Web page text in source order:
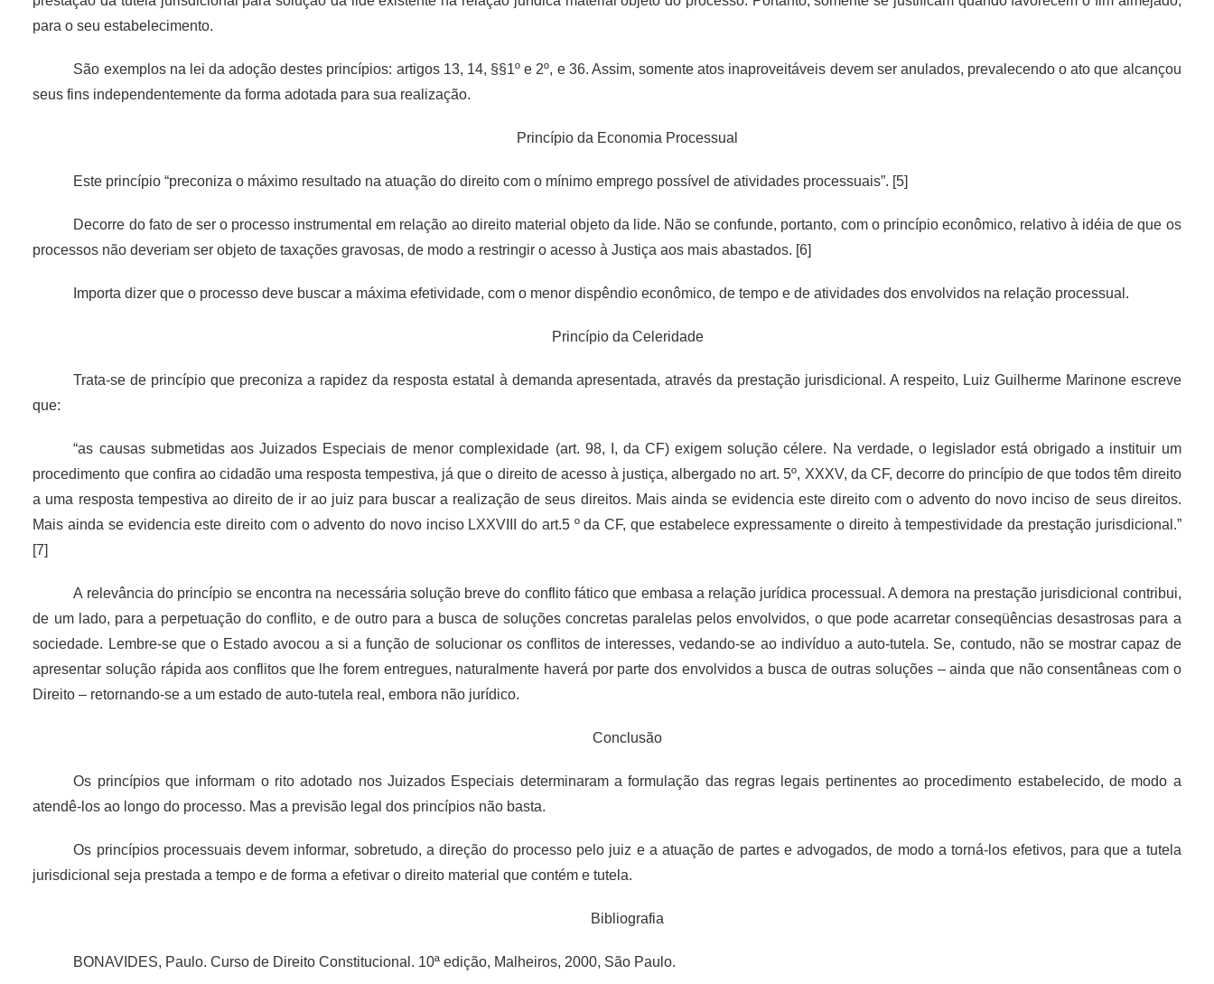
para o seu estabelecimento.
São exemplos na lei da adoção destes princípios: artigos 13, 14, §§1º e 2º, e 36. Assim, somente atos inaproveitáveis devem ser anulados, prevalecendo o ato que alcançou
seus fins independentemente da forma adotada para sua realização.
Princípio da Economia Processual
Este princípio “preconiza o máximo resultado na atuação do direito com o mínimo emprego possível de atividades processuais”. [5]
Decorre do fato de ser o processo instrumental em relação ao direito material objeto da lide. Não se confunde, portanto, com o princípio econômico, relativo à idéia de que os
processos não deveriam ser objeto de taxações gravosas, de modo a restringir o acesso à Justiça aos mais abastados. [6]
Importa dizer que o processo deve buscar a máxima efetividade, com o menor dispêndio econômico, de tempo e de atividades dos envolvidos na relação processual.
Princípio da Celeridade
Trata-se de princípio que preconiza a rapidez da resposta estatal à demanda apresentada, através da prestação jurisdicional. A respeito, Luiz Guilherme Marinone escreve
que:
“as causas submetidas aos Juizados Especiais de menor complexidade (art. 98, I, da CF) exigem solução célere. Na verdade, o legislador está obrigado a instituir um
procedimento que confira ao cidadão uma resposta tempestiva, já que o direito de acesso à justiça, albergado no art. 5º, XXXV, da CF, decorre do princípio de que todos têm direito
a uma resposta tempestiva ao direito de ir ao juiz para buscar a realização de seus direitos. Mais ainda se evidencia este direito com o advento do novo inciso de seus direitos.
Mais ainda se evidencia este direito com o advento do novo inciso LXXVIII do art.5 º da CF, que estabelece expressamente o direito à tempestividade da prestação jurisdicional.”
[7]
A relevância do princípio se encontra na necessária solução breve do conflito fático que embasa a relação jurídica processual. A demora na prestação jurisdicional contribui,
de um lado, para a perpetuação do conflito, e de outro para a busca de soluções concretas paralelas pelos envolvidos, o que pode acarretar conseqüências desastrosas para a
sociedade. Lembre-se que o Estado avocou a si a função de solucionar os conflitos de interesses, vedando-se ao indivíduo a auto-tutela. Se, contudo, não se mostrar capaz de
apresentar solução rápida aos conflitos que lhe forem entregues, naturalmente haverá por parte dos envolvidos a busca de outras soluções – ainda que não consentâneas com o
Direito – retornando-se a um estado de auto-tutela real, embora não jurídico.
Conclusão
Os princípios que informam o rito adotado nosJuizados Especiais determinaram a formulação das regras legais pertinentes ao procedimento estabelecido, de modo a
atendê-los ao longo do processo. Mas a previsão legal dos princípios não basta.
Os princípios processuais devem informar, sobretudo, a direção do processo pelo juiz e a atuação de partes e advogados, de modo a torná-los efetivos, para que a tutela
jurisdicional seja prestada a tempo e de forma a efetivar o direito material que contém e tutela.
Bibliografia
BONAVIDES, Paulo. Curso de Direito Constitucional. 10ª edição, Malheiros, 2000, São Paulo.